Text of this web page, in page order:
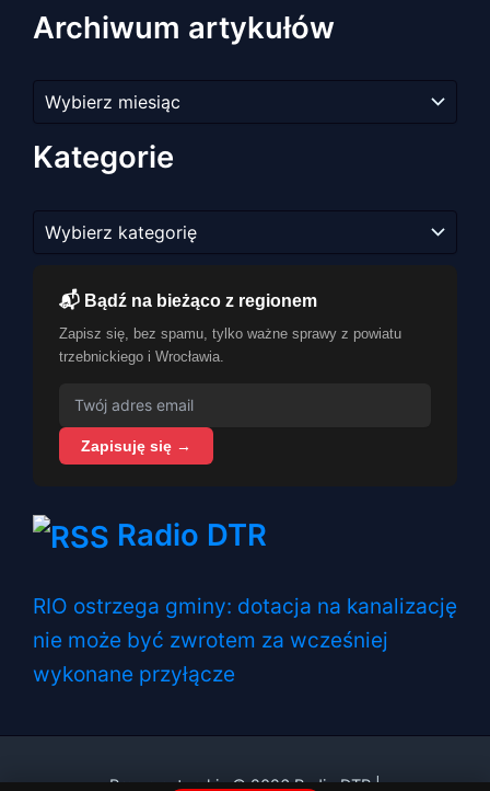
Archiwum artykułów
artykułów
Kategorie
📬 Bądź na bieżąco z regionem
Zapisz się, bez spamu, tylko ważne sprawy z powiatu
trzebnickiego i Wrocławia.
Zapisuję się →
Radio DTR
RIO ostrzega gminy: dotacja na kanalizację
nie może być zwrotem za wcześniej
wykonane przyłącze
Prawa autorskie © 2026 Radio DTR |